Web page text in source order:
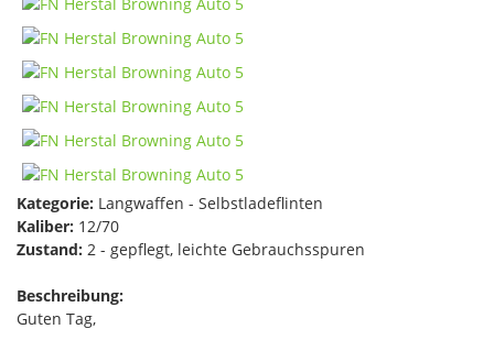
Kategorie: Langwaffen - Selbstladeflinten
Kaliber: 12/70
Zustand: 2 - gepflegt, leichte Gebrauchsspuren
Beschreibung:
Guten Tag,